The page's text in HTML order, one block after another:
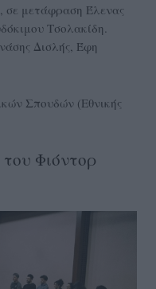
σε μετάφραση Έλενας
Τσολακίδη.
Δισλής, Έφη
Σπουδών (Εθνικής
Φιόντορ